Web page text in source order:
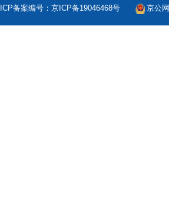
ICP备案编号：京ICP备19046468号 京公